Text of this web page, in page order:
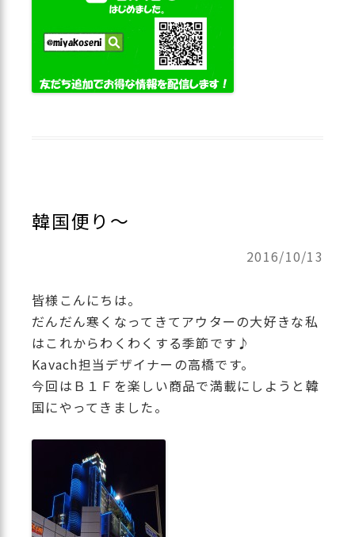
韓国便り～
2016/10/13
皆様こんにちは。
だんだん寒くなってきてアウターの大好きな私
はこれからわくわくする季節です♪
Kavach担当デザイナーの高橋です。
今回はＢ１Ｆを楽しい商品で満載にしようと韓
国にやってきました。